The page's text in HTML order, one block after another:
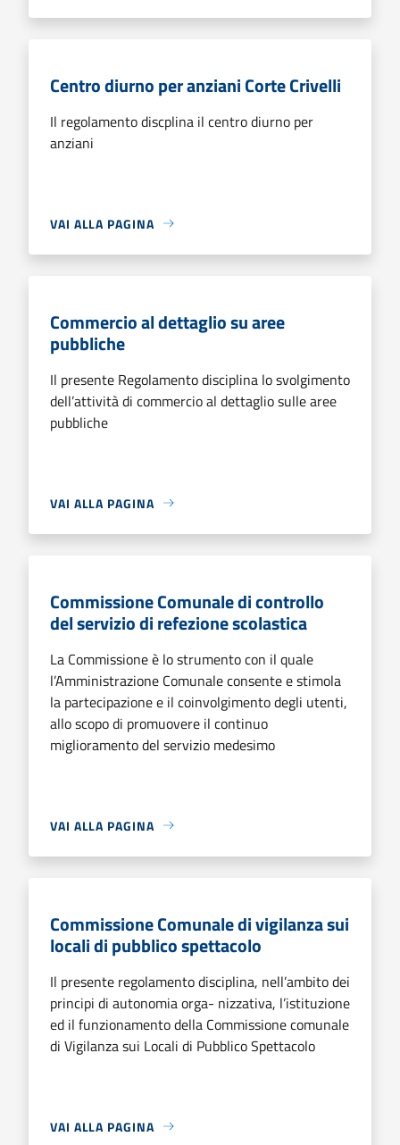
Centro diurno per anziani Corte Crivelli
Il regolamento discplina il centro diurno per
anziani
VAI ALLA PAGINA
Commercio al dettaglio su aree
pubbliche
Il presente Regolamento disciplina lo svolgimento
dell’attività di commercio al dettaglio sulle aree
pubbliche
VAI ALLA PAGINA
Commissione Comunale di controllo
del servizio di refezione scolastica
La Commissione è lo strumento con il quale
l’Amministrazione Comunale consente e stimola
la partecipazione e il coinvolgimento degli utenti,
allo scopo di promuovere il continuo
miglioramento del servizio medesimo
VAI ALLA PAGINA
Commissione Comunale di vigilanza sui
locali di pubblico spettacolo
Il presente regolamento disciplina, nell’ambito dei
principi di autonomia orga- nizzativa, l’istituzione
ed il funzionamento della Commissione comunale
di Vigilanza sui Locali di Pubblico Spettacolo
VAI ALLA PAGINA